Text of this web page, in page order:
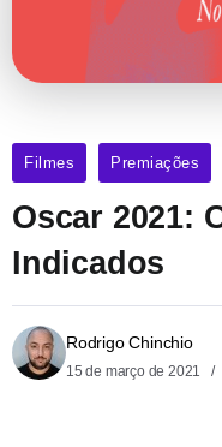
Filmes Premiações
Oscar 2021:
Indicados
Rodrigo Chinchio
15 de março de 2021